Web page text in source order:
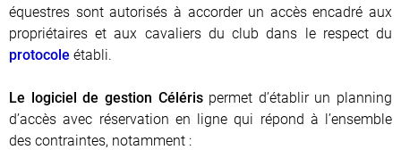
équestres sont autorisés à accorder un accès encadré aux
propriétaires et aux cavaliers du club dans le respect du
protocole établi.
Le logiciel de gestion Célérispermet d’établir un planning
d’accès avec réservation en ligne qui répond à l’ensemble
des contraintes, notamment :